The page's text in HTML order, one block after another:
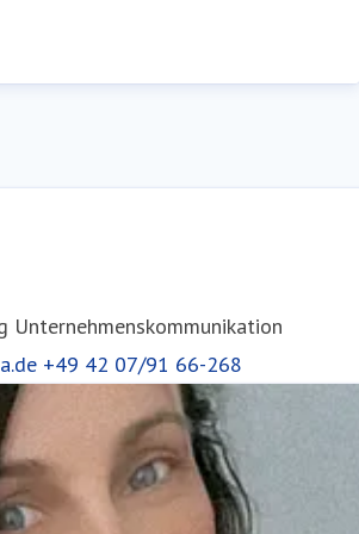
Unternehmenskommunikation
+49 42 07/91 66-268